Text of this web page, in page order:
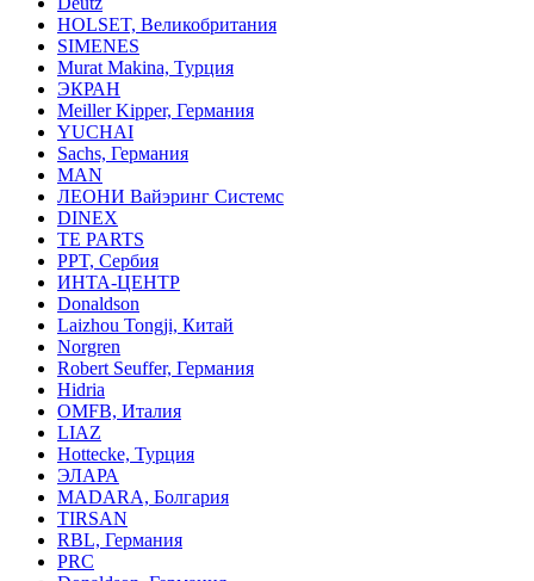
HOLSET, Великобритания
SIMENES
Murat Makina, Турция
ЭКРАН
Meiller Kipper, Германия
YUCHAI
Sachs, Германия
MAN
ЛЕОНИ Вайэринг Системс
DINEX
TE PARTS
PPT, Сербия
ИНТА-ЦЕНТР
Donaldson
Laizhou Tongji, Китай
Norgren
Robert Seuffer, Германия
Hidria
OMFB, Италия
LIAZ
Hottecke, Турция
ЭЛАРА
MADARA, Болгария
TIRSAN
RBL, Германия
PRC